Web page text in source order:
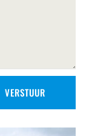
VERSTUUR